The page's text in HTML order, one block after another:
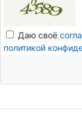
Даю своё
политикой